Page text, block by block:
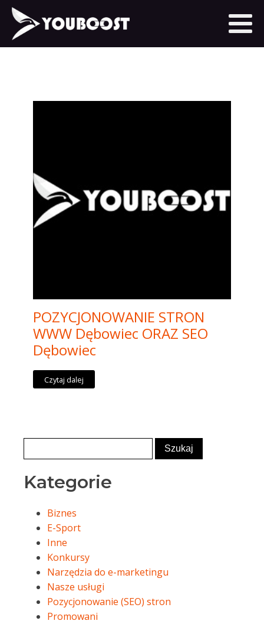
POZYCJONOWANIE STRON
WWW Dębowiec ORAZ SEO
Dębowiec
Czytaj dalej
Kategorie
Biznes
E-Sport
Inne
Konkursy
Narzędzia do e-marketingu
Nasze usługi
Pozycjonowanie (SEO) stron
Promowani